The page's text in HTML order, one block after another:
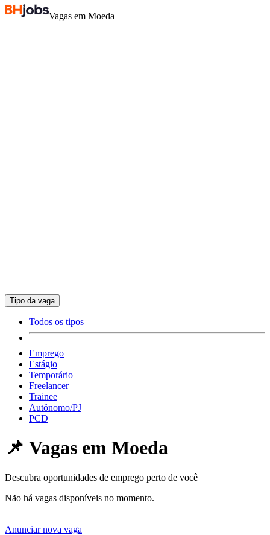
Vagas em Moeda
Tipo da vaga
Todos os tipos
Emprego
Estágio
Temporário
Freelancer
Trainee
Autônomo/PJ
PCD
📌 Vagas em Moeda
Descubra oportunidades de emprego perto de você
Não há vagas disponíveis no momento.
Anunciar nova vaga